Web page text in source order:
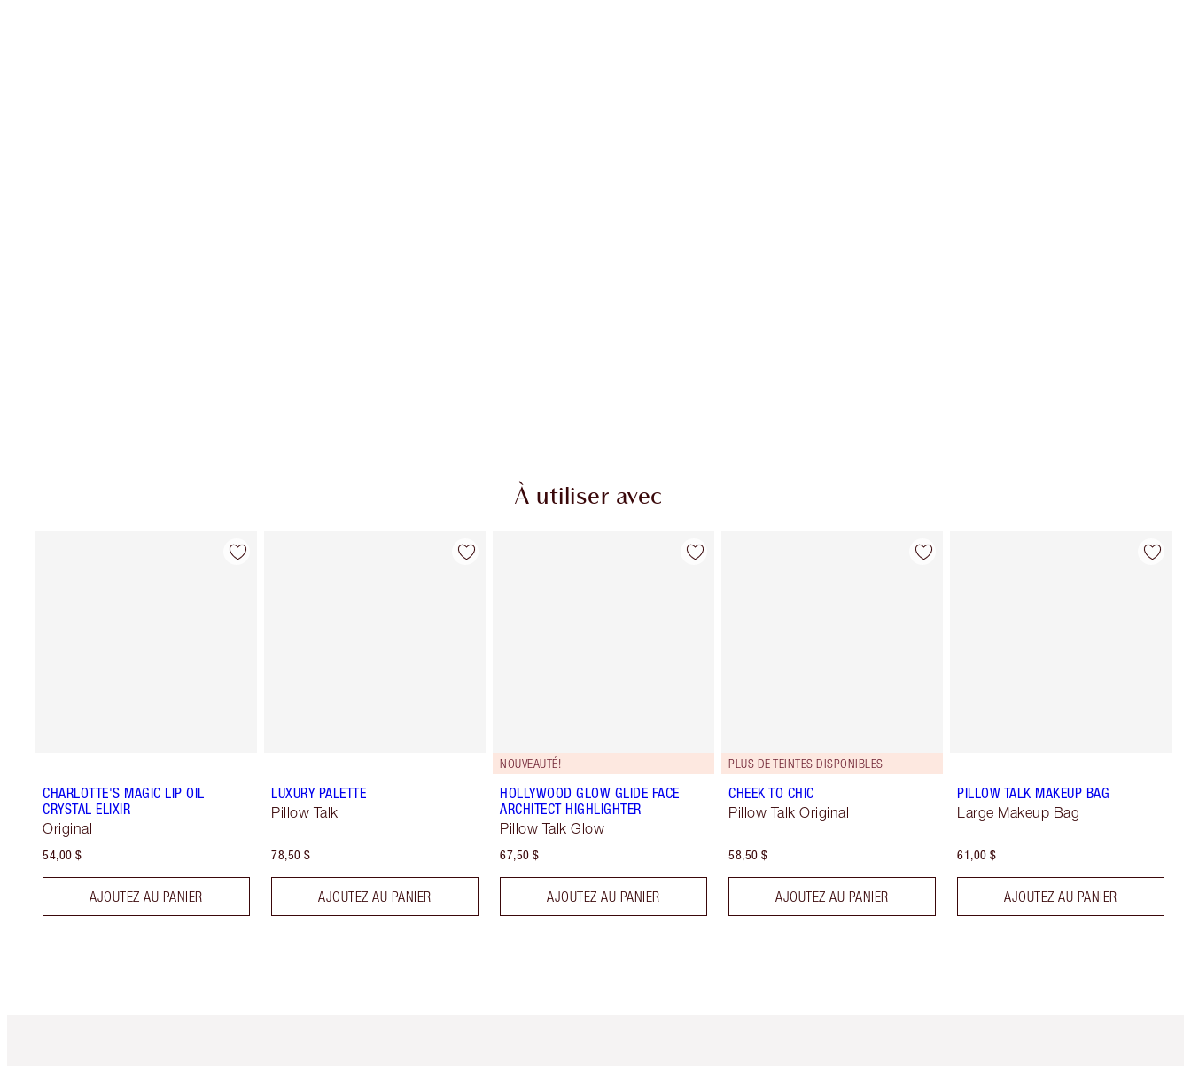
À utiliser avec
CHARLOTTE'S MAGIC LIP OIL
CRYSTAL ELIXIR
Original
54,00 $
AJOUTEZ AU PANIER
LUXURY PALETTE
Pillow Talk
78,50 $
AJOUTEZ AU PANIER
NOUVEAUTÉ!
HOLLYWOOD GLOW GLIDE FACE
ARCHITECT HIGHLIGHTER
Pillow Talk Glow
67,50 $
AJOUTEZ AU PANIER
PLUS DE TEINTES DISPONIBLES
CHEEK TO CHIC
Pillow Talk Original
58,50 $
AJOUTEZ AU PANIER
PILLOW TALK MAKEUP BAG
Large Makeup Bag
61,00 $
AJOUTEZ AU PANIER